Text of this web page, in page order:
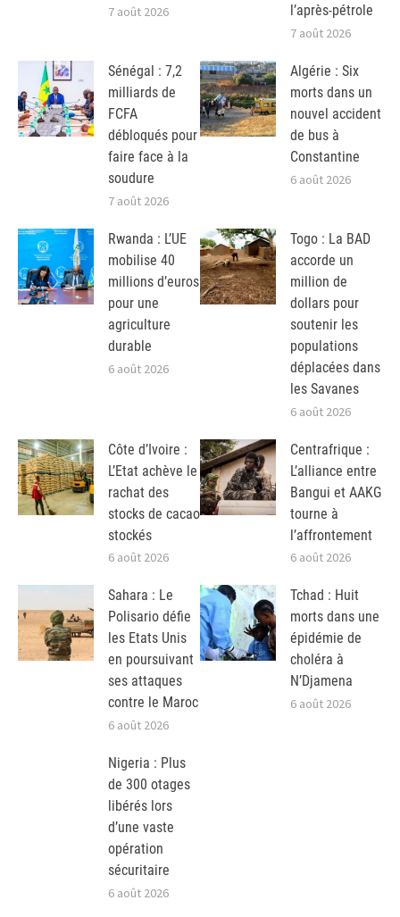
7 août 2026
l’après-pétrole
7 août 2026
Sénégal : 7,2
milliards de
FCFA
débloqués pour
faire face à la
soudure
7 août 2026
Algérie : Six
morts dans un
nouvel accident
de bus à
Constantine
6 août 2026
Rwanda : L’UE
mobilise 40
millions d’euros
pour une
agriculture
durable
6 août 2026
Togo : La BAD
accorde un
million de
dollars pour
soutenir les
populations
déplacées dans
les Savanes
6 août 2026
Côte d’Ivoire :
L’Etat achève le
rachat des
stocks de cacao
stockés
6 août 2026
Centrafrique :
L’alliance entre
Bangui et AAKG
tourne à
l’affrontement
6 août 2026
Sahara : Le
Polisario défie
les Etats Unis
en poursuivant
ses attaques
contre le Maroc
6 août 2026
Tchad : Huit
morts dans une
épidémie de
choléra à
N’Djamena
6 août 2026
Nigeria : Plus
de 300 otages
libérés lors
d’une vaste
opération
sécuritaire
6 août 2026